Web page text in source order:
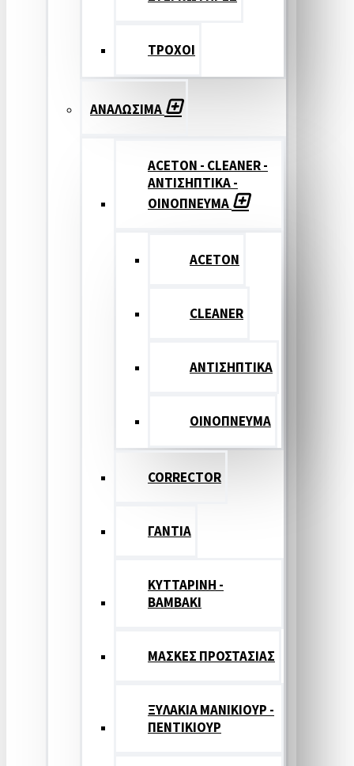
ΤΡΟΧΟΙ
ΑΝΑΛΩΣΙΜΑ
ACETON - CLEANER -
ΑΝΤΙΣΗΠΤΙΚΑ -
ΟΙΝΟΠΝΕΥΜΑ
ACETON
CLEANER
ΑΝΤΙΣΗΠΤΙΚΑ
ΟΙΝΟΠΝΕΥΜΑ
CORRECTOR
ΓΑΝΤΙΑ
ΚΥΤΤΑΡΙΝΗ -
ΒΑΜΒΑΚΙ
ΜΑΣΚΕΣ ΠΡΟΣΤΑΣΙΑΣ
ΞΥΛΑΚΙΑ ΜΑΝΙΚΙΟΥΡ -
ΠΕΝΤΙΚΙΟΥΡ